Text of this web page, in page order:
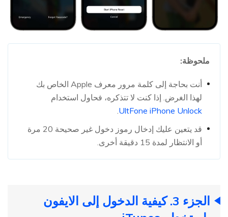
ملحوظة:
أنت بحاجة إلى كلمة مرور معرف Apple الخاص بك
لهذا الغرض. إذا كنت لا تتذكره، فحاول استخدام
UltFone iPhone Unlock
.
قد يتعين عليك إدخال رموز دخول غير صحيحة 20 مرة
أو الانتظار لمدة 15 دقيقة أخرى.
الجزء 3. كيفية الدخول إلى الايفون